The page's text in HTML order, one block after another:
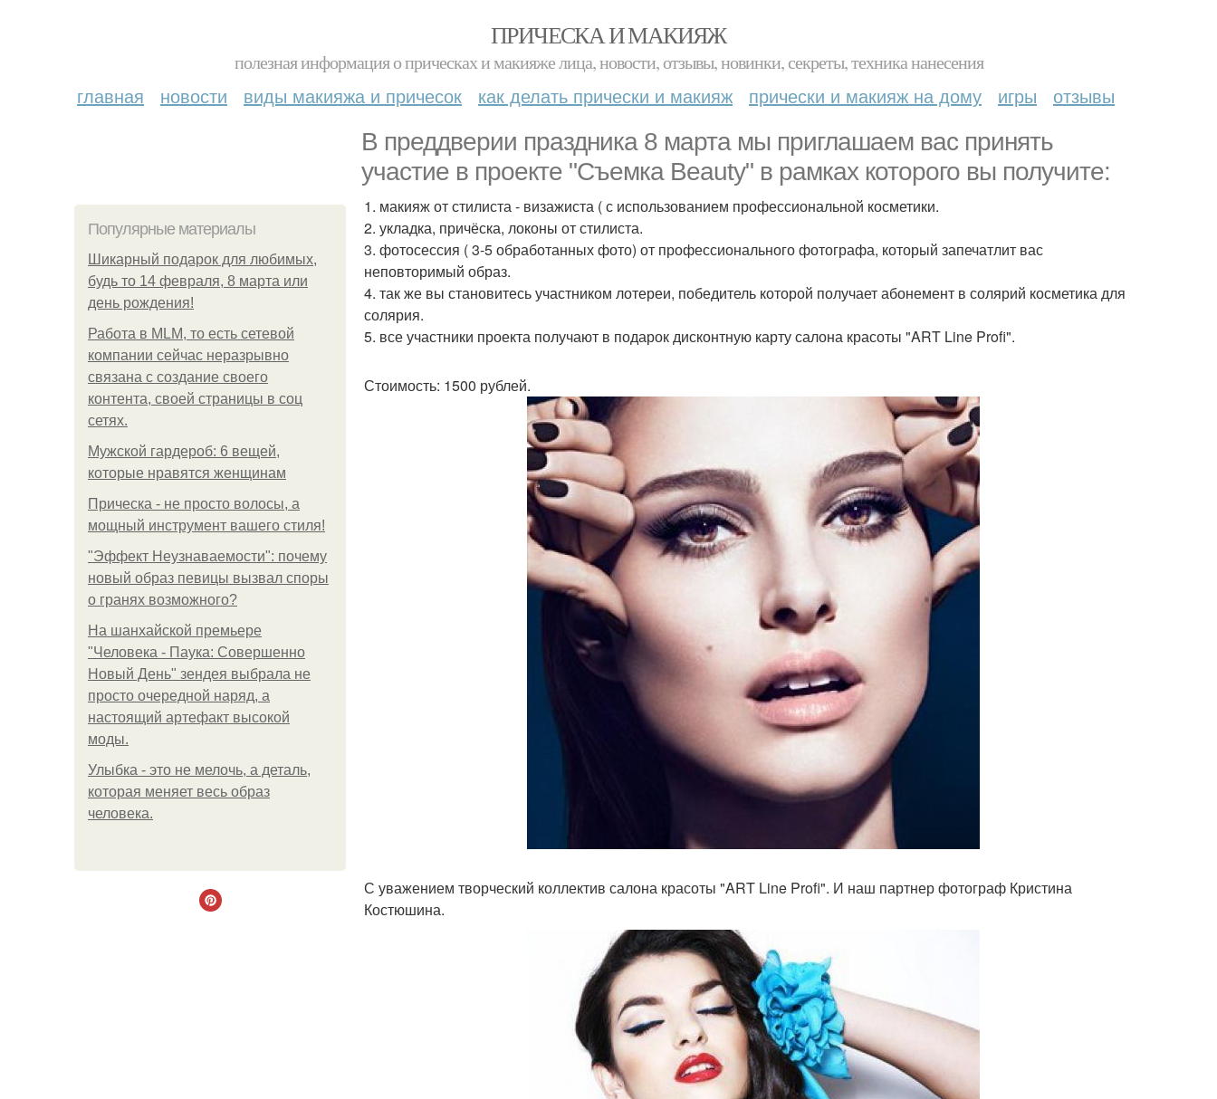
ПРИЧЕСКА И МАКИЯЖ
полезная информация о прическах и макияже лица, новости, отзывы, новинки, секреты, техника нанесения
главная новости виды макияжа и причесок как делать прически и макияж прически и макияж на дому игры отзывы
В преддверии праздника 8 марта мы приглашаем вас принять
участие в проекте "Съемка Beauty" в рамках которого вы получите:
Популярные материалы
Шикарный подарок для любимых,
будь то 14 февраля, 8 марта или
день рождения!
Работа в MLM, то есть сетевой
компании сейчас неразрывно
связана с создание своего
контента, своей страницы в соц
сетях.
Мужской гардероб: 6 вещей,
которые нравятся женщинам
Прическа - не просто волосы, а
мощный инструмент вашего стиля!
"Эффект Неузнаваемости": почему
новый образ певицы вызвал споры
о гранях возможного?
На шанхайской премьере
"Человека - Паука: Совершенно
Новый День" зендея выбрала не
просто очередной наряд, а
настоящий артефакт высокой
моды.
Улыбка - это не мелочь, а деталь,
которая меняет весь образ
человека.
1. макияж от стилиста - визажиста ( с использованием профессиональной косметики.
2. укладка, причёска, локоны от стилиста.
3. фотосессия ( 3-5 обработанных фото) от профессионального фотографа, который запечатлит вас
неповторимый образ.
4. так же вы становитесь участником лотереи, победитель которой получает абонемент в солярий косметика для
солярия.
5. все участники проекта получают в подарок дисконтную карту салона красоты "ART Line Profi".
Стоимость: 1500 рублей.
С уважением творческий коллектив салона красоты "ART Line Profi". И наш партнер фотограф Кристина
Костюшина.